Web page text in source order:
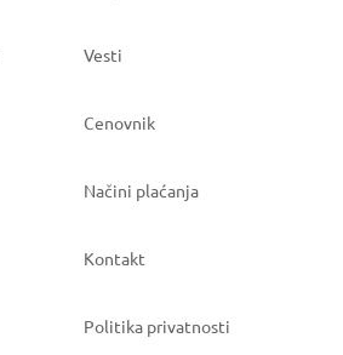
Vesti
Cenovnik
Načini plaćanja
Kontakt
Politika privatnosti